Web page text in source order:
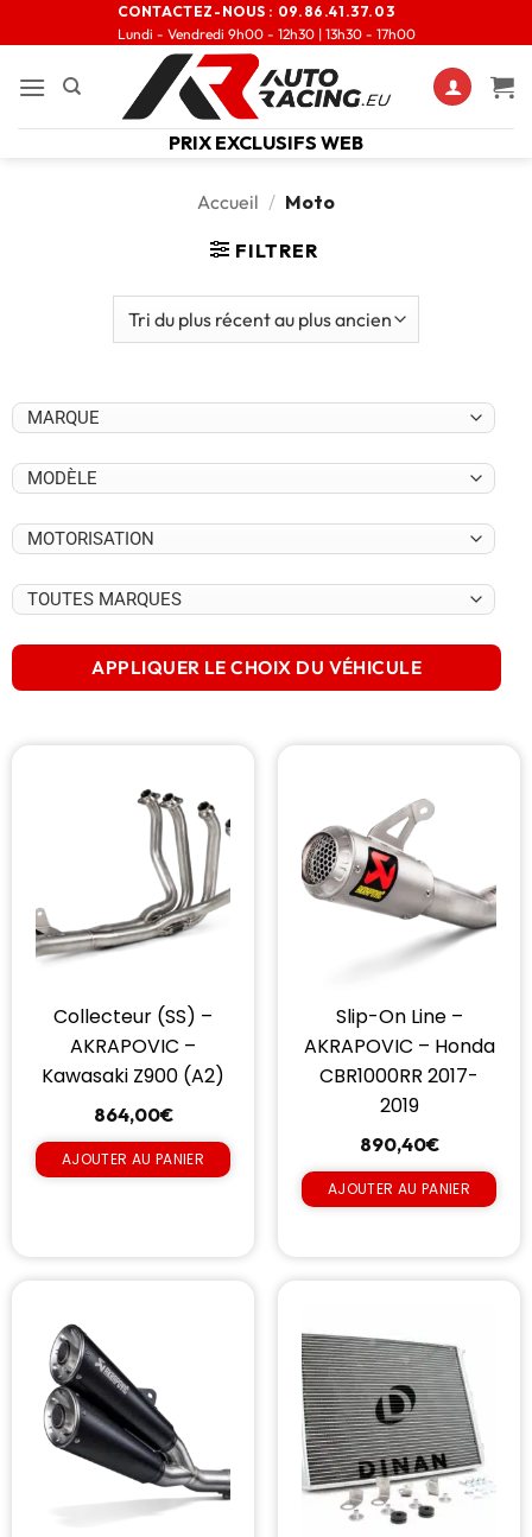
CONTACTEZ-NOUS : 09.86.41.37.03
Lundi - Vendredi 9h00 - 12h30 | 13h30 - 17h00
PRIX EXCLUSIFS WEB
Accueil / Moto
FILTRER
APPLIQUER LE CHOIX DU VÉHICULE
Collecteur (SS) –
AKRAPOVIC –
Kawasaki Z900 (A2)
864,00€
AJOUTER AU PANIER
Slip-On Line –
AKRAPOVIC – Honda
CBR1000RR 2017-
2019
890,40€
AJOUTER AU PANIER